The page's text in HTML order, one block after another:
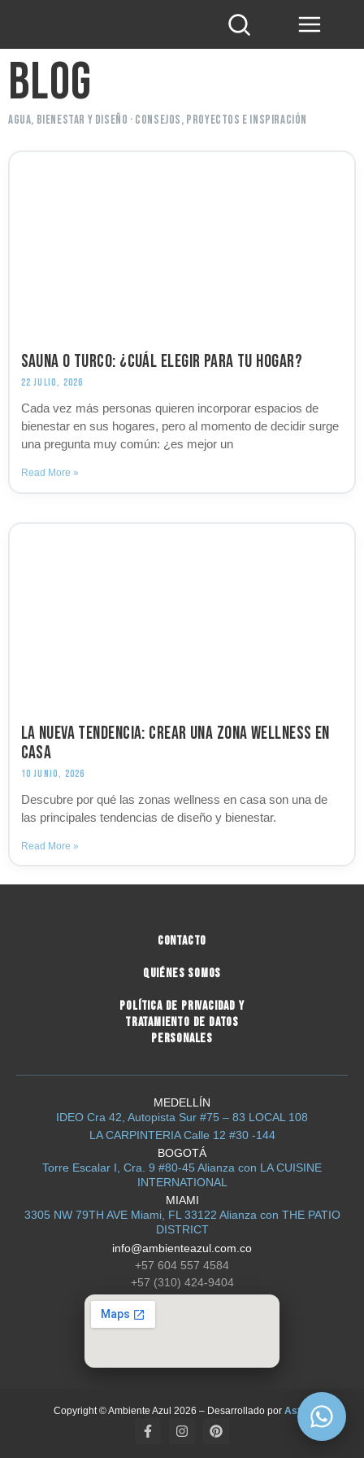
BLOG
Agua, bienestar y diseño · Consejos, proyectos e inspiración
Sauna o turco: ¿cuál elegir para tu hogar?
22 JULIO, 2026
Cada vez más personas quieren incorporar espacios de
bienestar en sus hogares, pero al momento de decidir surge
una pregunta muy común: ¿es mejor un
Read More »
La nueva tendencia: crear una zona wellness en
casa
10 JUNIO, 2026
Descubre por qué las zonas wellness en casa son una de
las principales tendencias de diseño y bienestar.
Read More »
Contacto
Quiénes Somos
Política De Privacidad y
Tratamiento De Datos
Personales
MEDELLÍN
IDEO Cra 42, Autopista Sur #75 – 83 LOCAL 108
LA CARPINTERIA Calle 12 #30 -144
BOGOTÁ
Torre Escalar I, Cra. 9 #80-45 Alianza con LA CUISINE
INTERNATIONAL
MIAMI
3305 NW 79TH AVE Miami, FL 33122 Alianza con THE PATIO
DISTRICT
info@ambienteazul.com.co
+57 604 557 4584
+57 (310) 424-9404
Copyright © Ambiente Azul 2026 – Desarrollado por Astra